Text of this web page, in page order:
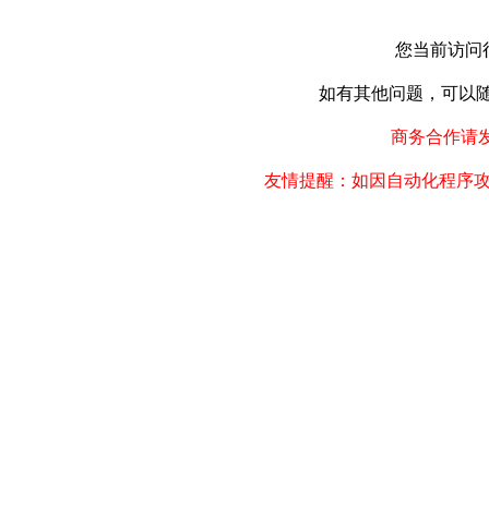
您当前访问
如有其他问题，可以
商务合作请
友情提醒：如因自动化程序